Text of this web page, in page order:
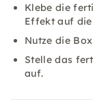
Klebe die
Effekt auf
Nutze die
Stelle das
auf.